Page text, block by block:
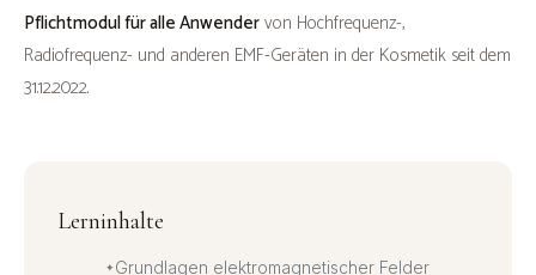
Pflichtmodul für alle Anwendervon Hochfrequenz-,
Radiofrequenz- und anderen EMF-Geräten in der Kosmetik seit dem
31.12.2022.
Lerninhalte
Grundlagen elektromagnetischer Felder